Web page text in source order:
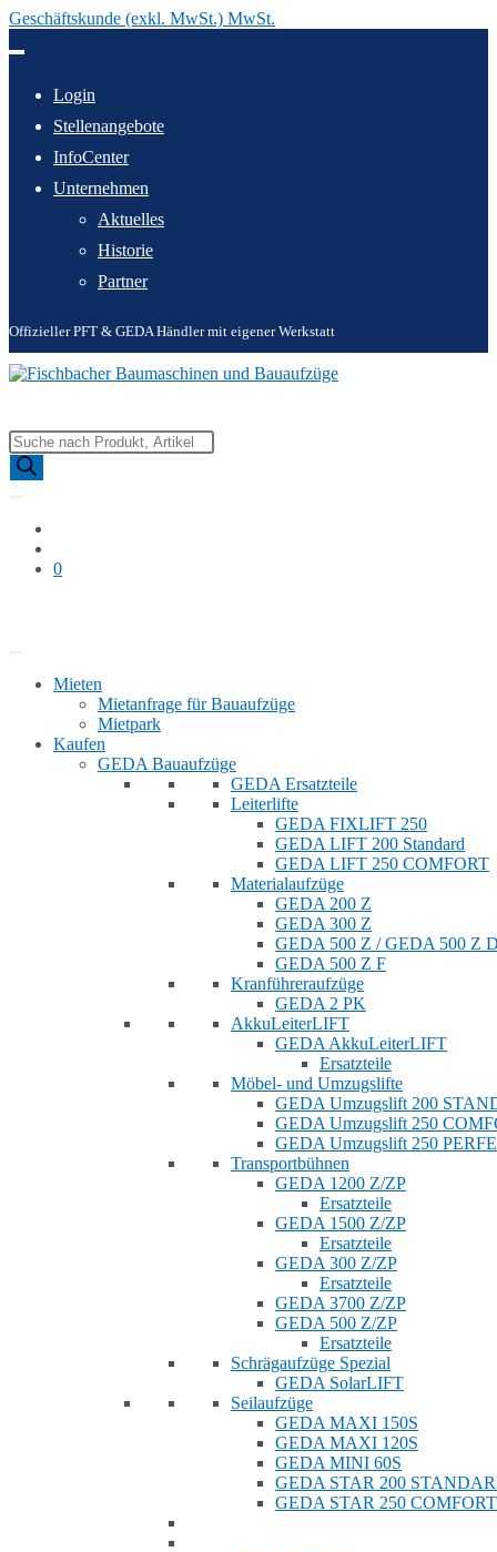
Geschäftskunde (exkl. MwSt.) MwSt.
Inhalt
Login
Stellenangebote
InfoCenter
Unternehmen
Aktuelles
Historie
Partner
Offizieller PFT & GEDA Händler mit eigener Werkstatt
Products
search
0
Mieten
Mietanfrage für Bauaufzüge
Mietpark
Kaufen
GEDA Bauaufzüge
GEDA Ersatzteile
Leiterlifte
GEDA FIXLIFT 250
GEDA LIFT 200 Standard
GEDA LIFT 250 COMFORT
Materialaufzüge
GEDA 200 Z
GEDA 300 Z
GEDA 500 Z / GEDA 500 Z
GEDA 500 Z F
Kranführeraufzüge
GEDA 2 PK
AkkuLeiterLIFT
GEDA AkkuLeiterLIFT
Ersatzteile
Möbel- und Umzugslifte
GEDA Umzugslift 200
GEDA Umzugslift 250
GEDA Umzugslift 250
Transportbühnen
GEDA 1200 Z/ZP
Ersatzteile
GEDA 1500 Z/ZP
Ersatzteile
GEDA 300 Z/ZP
Ersatzteile
GEDA 3700 Z/ZP
GEDA 500 Z/ZP
Ersatzteile
Schrägaufzüge Spezial
GEDA SolarLIFT
Seilaufzüge
GEDA MAXI 150S
GEDA MAXI 120S
GEDA MINI 60S
GEDA STAR 200
GEDA STAR 250 COMFORT